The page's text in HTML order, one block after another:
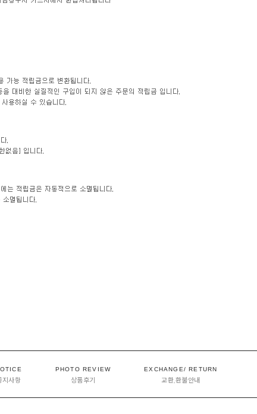
지사항
PHOTO REVIEW
상품후기
EXCHANGE/ RETURN
교환,환불안내